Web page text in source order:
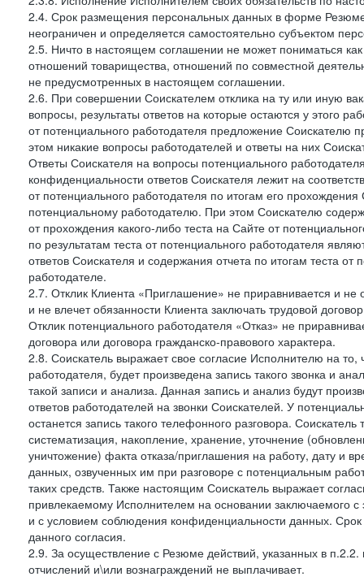
2.4. Срок размещения персональных данных в форме
неограничен и определяется самостоятельно субъектом
2.5. Ничто в настоящем соглашении не может пониматься
отношений товарищества, отношений по совместной
не предусмотренных в настоящем соглашении.
2.6. При совершении Соискателем отклика на ту или иную
вопросы, результаты ответов на которые остаются у этого
от потенциального работодателя предложение Соискателю
этом никакие вопросы работодателей и ответы на них
Ответы Соискателя на вопросы потенциального
конфиденциальности ответов Соискателя лежит на
от потенциального работодателя по итогам его
потенциальному работодателю. При этом Соискателю
от прохождения какого-либо теста на Сайте от
по результатам теста от потенциального работодателя
ответов Соискателя и содержания отчета по итогам теста
работодателе.
2.7. Отклик Клиента «Приглашение» не приравнивается и
и не влечет обязанности Клиента заключать трудовой
Отклик потенциального работодателя «Отказ» не
договора или договора гражданско-правового характера.
2.8. Соискатель выражает свое согласие Исполнителю на
работодателя, будет произведена запись такого звонка и
такой записи и анализа. Данная запись и анализ будут
ответов работодателей на звонки Соискателей. У
останется запись такого телефонного разговора.
систематизация, накопление, хранение, уточнение
уничтожение) факта отказа/приглашения на работу, дату и
данных, озвученных им при разговоре с потенциальным
таких средств. Также настоящим Соискатель выражает
привлекаемому Исполнителем на основании заключаемого
и с условием соблюдения конфиденциальности данных.
данного согласия.
2.9. За осуществление с Резюме действий, указанных в
отчислений и\или вознаграждений не выплачивает.